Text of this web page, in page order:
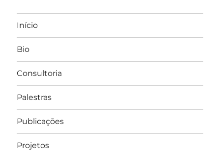
Início
Bio
Consultoria
Palestras
Publicações
Projetos